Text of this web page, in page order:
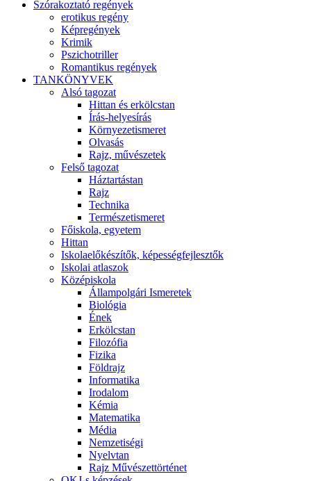
Szórakoztató regények
erotikus regény
Képregények
Krimik
Pszichotriller
Romantikus regények
TANKÖNYVEK
Alsó tagozat
Hittan és erkölcstan
Írás-helyesírás
Környezetismeret
Olvasás
Rajz, művészetek
Felső tagozat
Háztartástan
Rajz
Technika
Természetismeret
Főiskola, egyetem
Hittan
Iskolaelőkészítők, képességfejlesztők
Iskolai atlaszok
Középiskola
Állampolgári Ismeretek
Biológia
Ének
Erkölcstan
Filozófia
Fizika
Földrajz
Informatika
Irodalom
Kémia
Matematika
Média
Nemzetiségi
Nyelvtan
Rajz Művészettörténet